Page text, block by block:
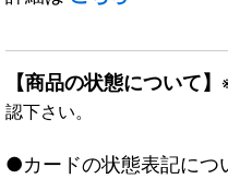
【商品の状態について】
認下さい。
●カードの状態表記につ